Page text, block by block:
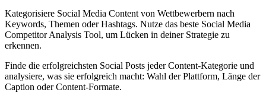
Kategorisiere Social Media Content von Wettbewerbern nach
Keywords, Themen oder Hashtags. Nutze das beste Social Media
Competitor Analysis Tool, um Lücken in deiner Strategie zu
erkennen.
Finde die erfolgreichsten Social Posts jeder Content-Kategorie und
analysiere, was sie erfolgreich macht: Wahl der Plattform, Länge der
Caption oder Content-Formate.